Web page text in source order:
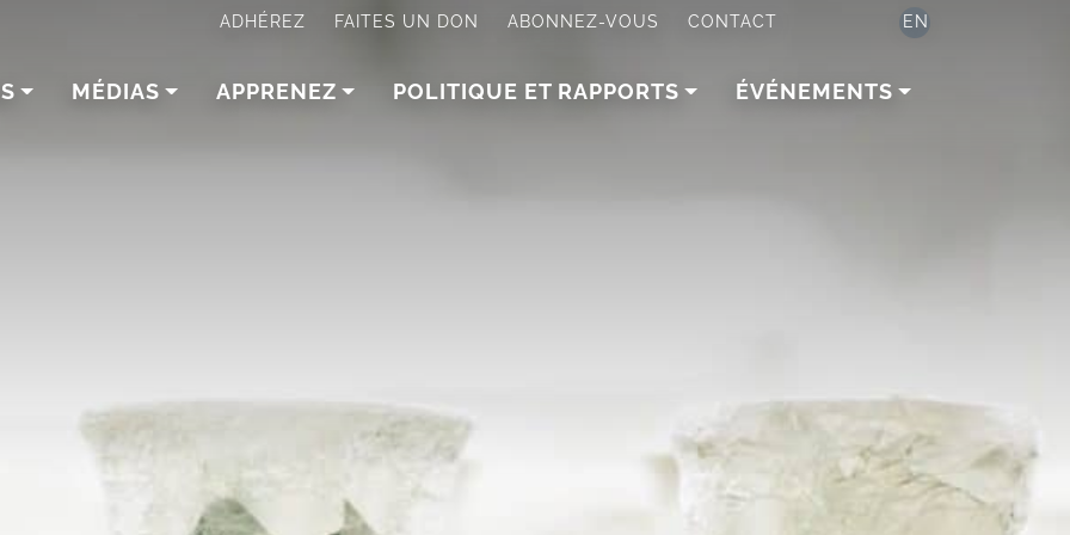
ADHÉREZ FAITES UN DON ABONNEZ-VOUS CONTACT EN
MÉDIAS APPRENEZ POLITIQUE ET RAPPORTS ÉVÉNEMENTS